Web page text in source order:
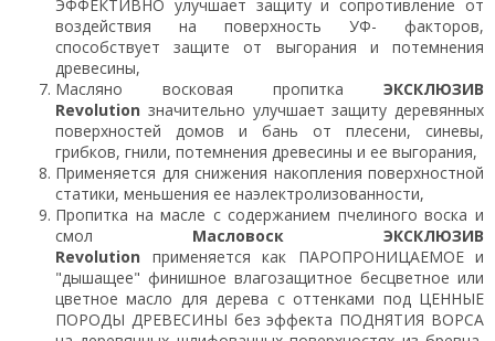
ЭФФЕКТИВНО улучшает защиту и сопротивление от
воздействия на поверхность УФ- факторов,
способствует защите от выгорания и потемнения
древесины,
Масляно восковая пропитка ЭКСКЛЮЗИВ
Revolution значительно улучшает защиту деревянных
поверхностей домов и бань от плесени, синевы,
грибков, гнили, потемнения древесины и ее выгорания,
Применяется для снижения накопления поверхностной
статики, меньшения ее наэлектролизованности,
Пропитка на масле с содержанием пчелиного воска и
смол Масловоск ЭКСКЛЮЗИВ
Revolution применяется как ПАРОПРОНИЦАЕМОЕ и
"дышащее" финишное влагозащитное бесцветное или
цветное масло для дерева с оттенками под ЦЕННЫЕ
ПОРОДЫ ДРЕВЕСИНЫ без эффекта ПОДНЯТИЯ ВОРСА